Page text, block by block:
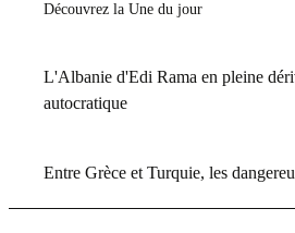
Découvrez la Une du jour
L'Albanie d'Edi Rama en pleine
autocratique
Entre Grèce et Turquie, les